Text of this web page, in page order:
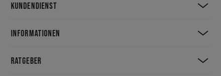
KUNDENDIENST
INFORMATIONEN
RATGEBER